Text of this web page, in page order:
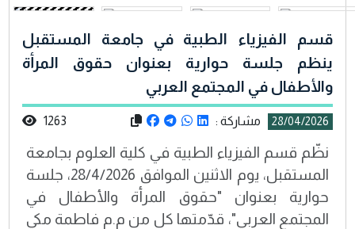
قسم الفيزياء الطبية في جامعة المستقبل
ينظم جلسة حوارية بعنوان حقوق المرأة
والأطفال في المجتمع العربي
28/04/2026 مشاركة : 1263
نظّم قسم الفيزياء الطبية في كلية العلوم بجامعة
المستقبل، يوم الاثنين الموافق 28/4/2026، جلسة
حوارية بعنوان "حقوق المرأة والأطفال في
المجتمع العربي"، قدّمتها كل من م.م فاطمة مكي